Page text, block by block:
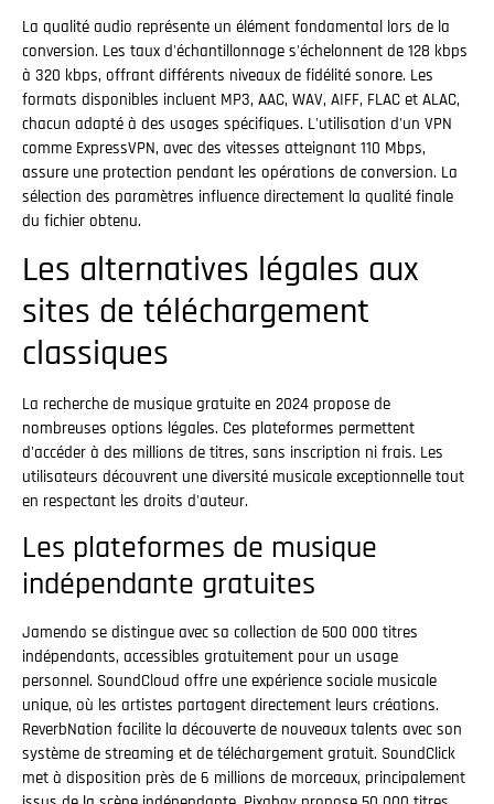
La qualité audio représente un élément fondamental lors de la
conversion. Les taux d'échantillonnage s'échelonnent de 128 kbps
à 320 kbps, offrant différents niveaux de fidélité sonore. Les
formats disponibles incluent MP3, AAC, WAV, AIFF, FLAC et ALAC,
chacun adapté à des usages spécifiques. L'utilisation d'un VPN
comme ExpressVPN, avec des vitesses atteignant 110 Mbps,
assure une protection pendant les opérations de conversion. La
sélection des paramètres influence directement la qualité finale
du fichier obtenu.
Les alternatives légales aux
sites de téléchargement
classiques
La recherche de musique gratuite en 2024 propose de
nombreuses options légales. Ces plateformes permettent
d'accéder à des millions de titres, sans inscription ni frais. Les
utilisateurs découvrent une diversité musicale exceptionnelle tout
en respectant les droits d'auteur.
Les plateformes de musique
indépendante gratuites
Jamendo se distingue avec sa collection de 500 000 titres
indépendants, accessibles gratuitement pour un usage
personnel. SoundCloud offre une expérience sociale musicale
unique, où les artistes partagent directement leurs créations.
ReverbNation facilite la découverte de nouveaux talents avec son
système de streaming et de téléchargement gratuit. SoundClick
met à disposition près de 6 millions de morceaux, principalement